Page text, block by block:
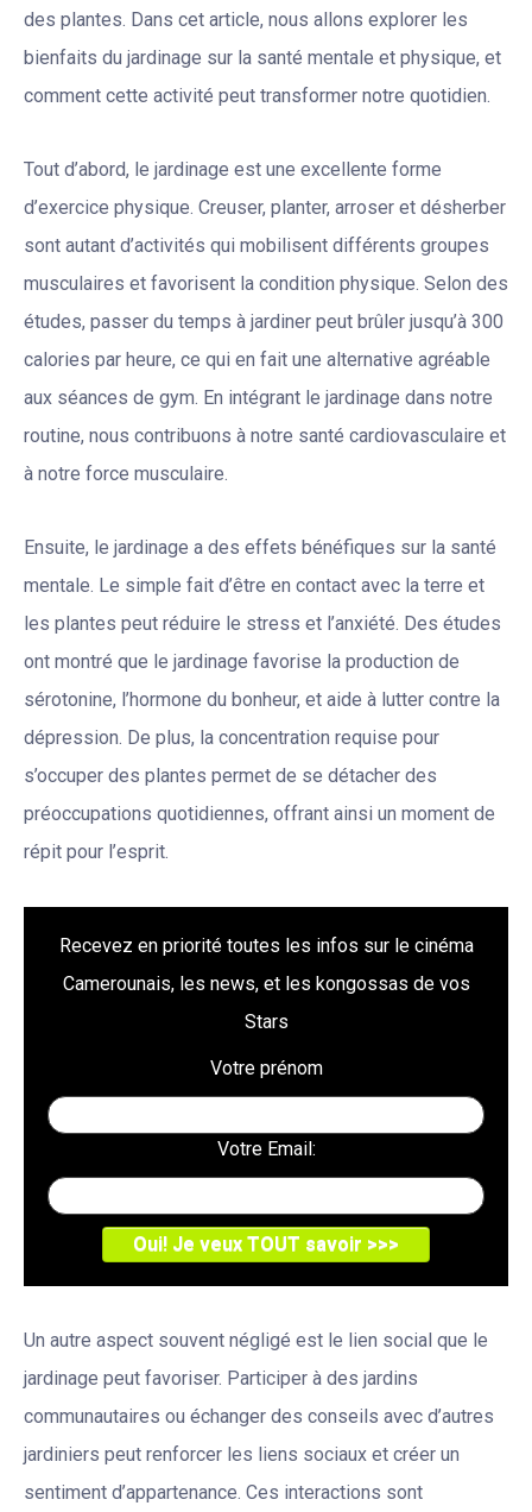
des plantes. Dans cet article, nous allons explorer les
bienfaits du jardinage sur la santé mentale et physique, et
comment cette activité peut transformer notre quotidien.
Tout d’abord, le jardinage est une excellente forme
d’exercice physique. Creuser, planter, arroser et désherber
sont autant d’activités qui mobilisent différents groupes
musculaires et favorisent la condition physique. Selon des
études, passer du temps à jardiner peut brûler jusqu’à 300
calories par heure, ce qui en fait une alternative agréable
aux séances de gym. En intégrant le jardinage dans notre
routine, nous contribuons à notre santé cardiovasculaire et
à notre force musculaire.
Ensuite, le jardinage a des effets bénéfiques sur la santé
mentale. Le simple fait d’être en contact avec la terre et
les plantes peut réduire le stress et l’anxiété. Des études
ont montré que le jardinage favorise la production de
sérotonine, l’hormone du bonheur, et aide à lutter contre la
dépression. De plus, la concentration requise pour
s’occuper des plantes permet de se détacher des
préoccupations quotidiennes, offrant ainsi un moment de
répit pour l’esprit.
Recevez en priorité toutes les infos sur le cinéma
Camerounais, les news, et les kongossas de vos
Stars
Votre prénom
Votre Email:
Un autre aspect souvent négligé est le lien social que le
jardinage peut favoriser. Participer à des jardins
communautaires ou échanger des conseils avec d’autres
jardiniers peut renforcer les liens sociaux et créer un
sentiment d’appartenance. Ces interactions sont